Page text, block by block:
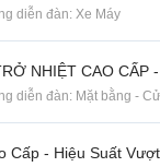
diễn đàn: Xe Máy
NHIỆT CAO CẤP
diễn đàn: Mặt bằng -
Cấp - Hiệu Suất